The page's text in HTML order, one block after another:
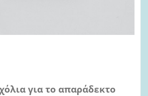
για το απαράδεκτο